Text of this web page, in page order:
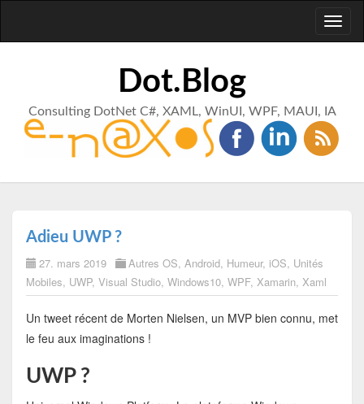
Dot.Blog
Consulting DotNet C#, XAML, WinUI, WPF, MAUI, IA
Adieu UWP ?
27. mars 2019 Autres OS, Android, Humeur, iOS, Unités
Mobiles, UWP, Visual Studio, Windows10, WPF, Xamarin, Xaml
Un tweet récent de Morten Nielsen, un MVP bien connu, met
le feu aux imaginations !
UWP ?